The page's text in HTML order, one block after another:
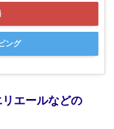
ング
リエールなどの